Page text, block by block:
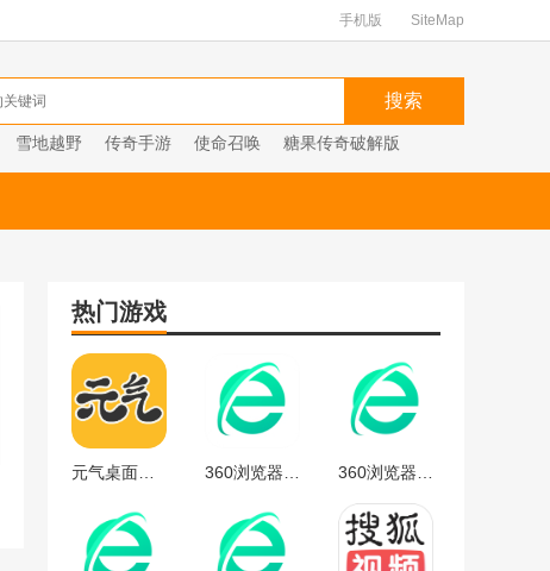
手机版 SiteMap
雪地越野 传奇手游 使命召唤 糖果传奇破解版
热门游戏